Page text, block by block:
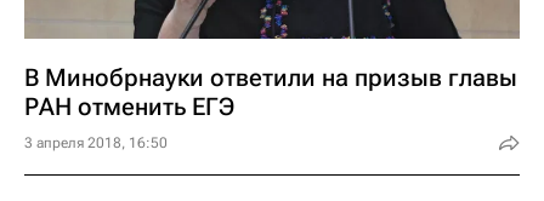
В Минобрнауки ответили на призыв главы
РАН отменить ЕГЭ‍
3 апреля 2018, 16:50